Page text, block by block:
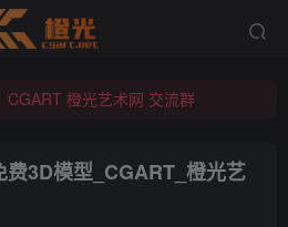
CGART 橙光艺术网 交流群
CGART 橙光艺术网 交流群
3D模型_CGART_橙光艺